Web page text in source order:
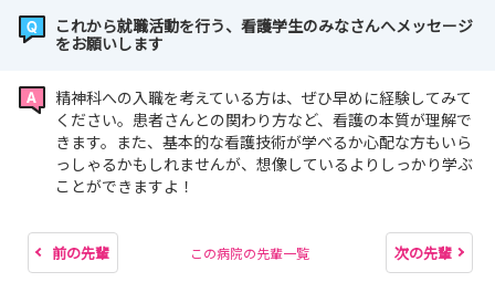
これから就職活動を行う、看護学生のみなさんへメッセージ
をお願いします
精神科への入職を考えている方は、ぜひ早めに経験してみて
ください。患者さんとの関わり方など、看護の本質が理解で
きます。また、基本的な看護技術が学べるか心配な方もいら
っしゃるかもしれませんが、想像しているよりしっかり学ぶ
ことができますよ！
前の先輩 この病院の先輩一覧 次の先輩